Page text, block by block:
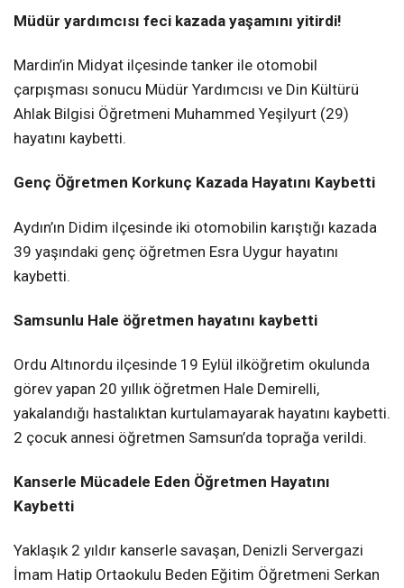
Müdür yardımcısı feci kazada yaşamını yitirdi!
Mardin’in Midyat ilçesinde tanker ile otomobil
çarpışması sonucu Müdür Yardımcısı ve Din Kültürü
Ahlak Bilgisi Öğretmeni Muhammed Yeşilyurt (29)
hayatını kaybetti.
Genç Öğretmen Korkunç Kazada Hayatını Kaybetti
Aydın’ın Didim ilçesinde iki otomobilin karıştığı kazada
39 yaşındaki genç öğretmen Esra Uygur hayatını
kaybetti.
Samsunlu Hale öğretmen hayatını kaybetti
Ordu Altınordu ilçesinde 19 Eylül ilköğretim okulunda
görev yapan 20 yıllık öğretmen Hale Demirelli,
yakalandığı hastalıktan kurtulamayarak hayatını kaybetti.
2 çocuk annesi öğretmen Samsun’da toprağa verildi.
Kanserle Mücadele Eden Öğretmen Hayatını
Kaybetti
Yaklaşık 2 yıldır kanserle savaşan, Denizli Servergazi
İmam Hatip Ortaokulu Beden Eğitim Öğretmeni Serkan